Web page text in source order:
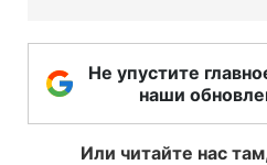
Не упустите
наши
Или читайте нас